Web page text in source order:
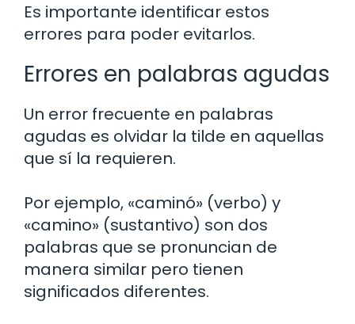
Es importante identificar estos
errores para poder evitarlos.
Errores en palabras agudas
Un error frecuente en palabras
agudas es olvidar la tilde en aquellas
que sí la requieren.
Por ejemplo, «caminó» (verbo) y
«camino» (sustantivo) son dos
palabras que se pronuncian de
manera similar pero tienen
significados diferentes.